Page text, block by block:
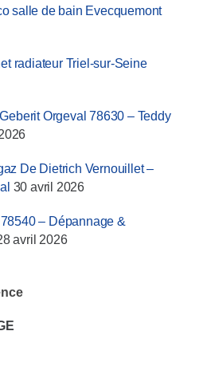
salle de bain Evecquemont
radiateur Triel-sur-Seine
Orgeval 78630 – Teddy
De Dietrich Vernouillet –
30 avril 2026
– Dépannage &
avril 2026